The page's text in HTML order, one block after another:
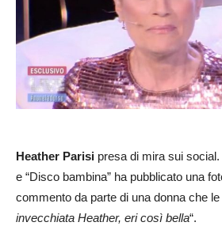
Heather Parisi presa di mira sui social.
e “Disco bambina” ha pubblicato una
commento da parte di una donna che le
invecchiata Heather, eri così bella“.